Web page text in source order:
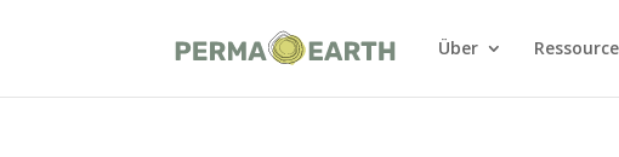
Über